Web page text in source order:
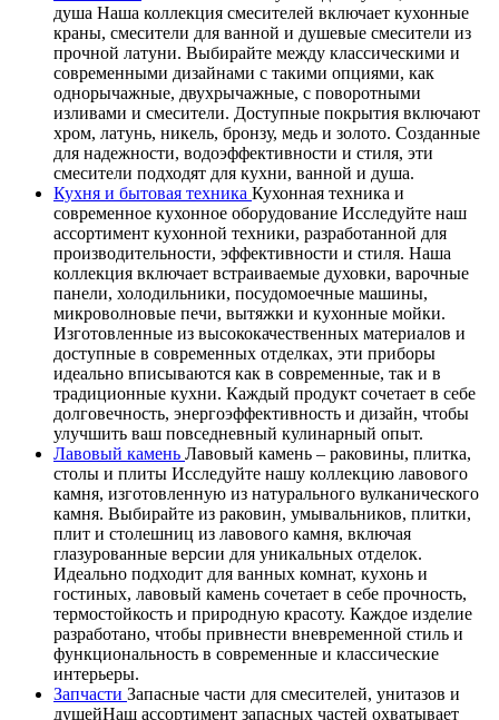
душа Наша коллекция смесителей включает кухонные
краны, смесители для ванной и душевые смесители из
прочной латуни. Выбирайте между классическими и
современными дизайнами с такими опциями, как
однорычажные, двухрычажные, с поворотными
изливами и смесители. Доступные покрытия включают
хром, латунь, никель, бронзу, медь и золото. Созданные
для надежности, водоэффективности и стиля, эти
смесители подходят для кухни, ванной и душа.
Кухня и бытовая техника Кухонная техника и
современное кухонное оборудование Исследуйте наш
ассортимент кухонной техники, разработанной для
производительности, эффективности и стиля. Наша
коллекция включает встраиваемые духовки, варочные
панели, холодильники, посудомоечные машины,
микроволновые печи, вытяжки и кухонные мойки.
Изготовленные из высококачественных материалов и
доступные в современных отделках, эти приборы
идеально вписываются как в современные, так и в
традиционные кухни. Каждый продукт сочетает в себе
долговечность, энергоэффективность и дизайн, чтобы
улучшить ваш повседневный кулинарный опыт.
Лавовый камень Лавовый камень – раковины, плитка,
столы и плиты Исследуйте нашу коллекцию лавового
камня, изготовленную из натурального вулканического
камня. Выбирайте из раковин, умывальников, плитки,
плит и столешниц из лавового камня, включая
глазурованные версии для уникальных отделок.
Идеально подходит для ванных комнат, кухонь и
гостиных, лавовый камень сочетает в себе прочность,
термостойкость и природную красоту. Каждое изделие
разработано, чтобы привнести вневременной стиль и
функциональность в современные и классические
интерьеры.
Запчасти Запасные части для смесителей, унитазов и
душейНаш ассортимент запасных частей охватывает